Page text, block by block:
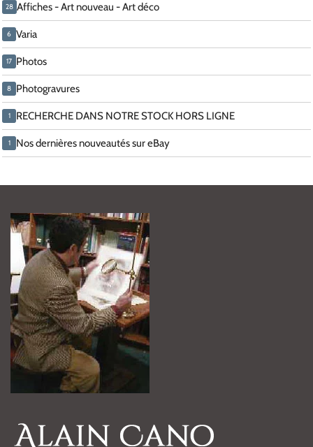
28 Affiches - Art nouveau - Art déco
6 Varia
17 Photos
8 Photogravures
1 RECHERCHE DANS NOTRE STOCK HORS LIGNE
1 Nos dernières nouveautés sur eBay